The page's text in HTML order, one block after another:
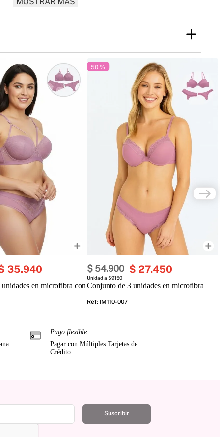
del producto junto con el país de expedición.
35.940
en microfibra con
50 %
$54.900 $ 27.450
Unidad a $9150
Conjunto de 3 unidades en microfibra
Ref: IM110-007
Pago flexible
Pagar con Múltiples Tarjetas de
Crédito
Suscribir